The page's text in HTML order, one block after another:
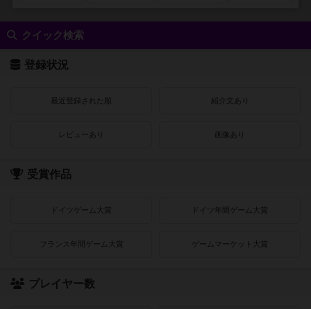
クイック検索
登録状況
最近登録された順 紹介文あり
レビューあり 画像あり
受賞作品
ドイツゲーム大賞 ドイツ年間ゲーム大賞
フランス年間ゲーム大賞 ゲームマーケット大賞
プレイヤー数